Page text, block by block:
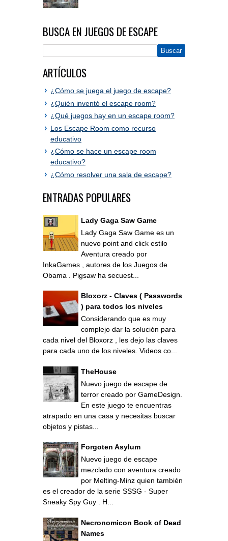
BUSCA EN JUEGOS DE ESCAPE
ARTÍCULOS
¿Cómo se juega el juego de escape?
¿Quién inventó el escape room?
¿Qué juegos hay en un escape room?
Los Escape Room como recurso
educativo
¿Cómo se hace un escape room
educativo?
¿Cómo resolver una sala de escape?
ENTRADAS POPULARES
Lady Gaga Saw Game
Lady Gaga Saw Game es un
nuevo point and click estilo
Aventura creado por
InkaGames , autores de los Juegos de
Obama . Pigsaw ha secuest...
Bloxorz - Claves ( Passwords
) para todos los niveles
Considerando que es muy
complejo dar la solución para
cada nivel del Bloxorz , les dejo las claves
para cada uno de los niveles. Videos co...
TheHouse
Nuevo juego de escape de
terror creado por GameDesign.
En este juego te encuentras
atrapado en una casa y necesitas buscar
objetos y pistas...
Forgoten Asylum
Nuevo juego de escape
mezclado con aventura creado
por Melting-Minz quien también
es el creador de la serie SSSG - Super
Sneaky Spy Guy . H...
Necronomicon Book of Dead
Names